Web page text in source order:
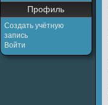
Профиль
Создать учётную
запись
Войти